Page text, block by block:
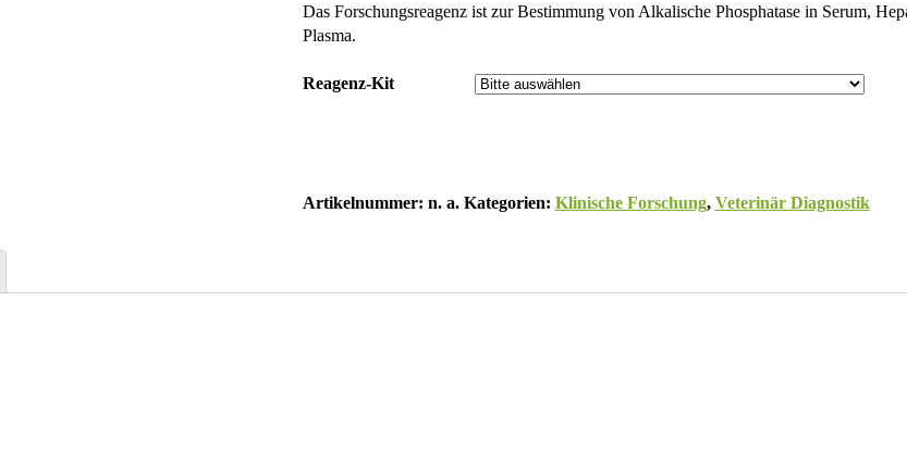
Das Forschungsreagenz ist zur Bestimmung von Alkalische Phosphatase in Serum,
Plasma.
Reagenz-Kit
Artikelnummer: n. a. Kategorien: Klinische Forschung, Veterinär Diagnostik